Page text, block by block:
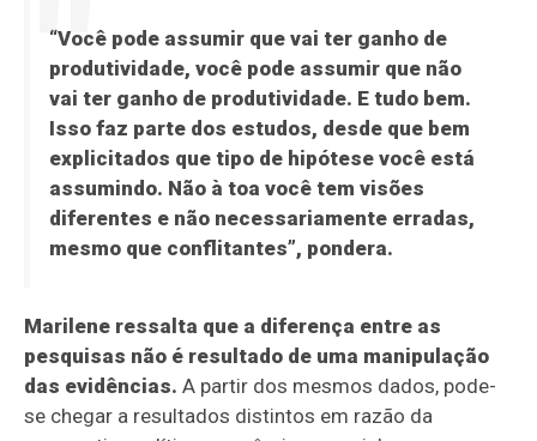
“Você pode assumir que vai ter ganho de
produtividade, você pode assumir que não
vai ter ganho de produtividade. E tudo bem.
Isso faz parte dos estudos, desde que bem
explicitados que tipo de hipótese você está
assumindo. Não à toa você tem visões
diferentes e não necessariamente erradas,
mesmo que conflitantes”, pondera.
Marilene ressalta que a diferença entre as
pesquisas não é resultado de uma manipulação
das evidências. A partir dos mesmos dados, pode-
se chegar a resultados distintos em razão da